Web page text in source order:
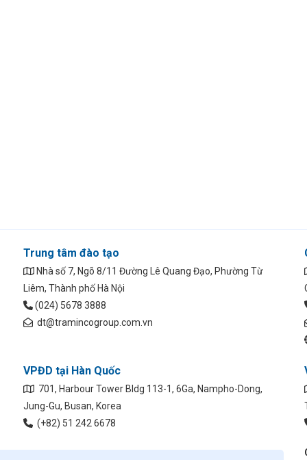
Trung tâm đào tạo
Nhà số 7, Ngõ 8/11 Đường Lê Quang Đạo, Phường Từ
Liêm, Thành phố Hà Nội
(024) 5678 3888
dt@tramincogroup.com.vn
VPĐD tại Hàn Quốc
701, Harbour Tower Bldg 113-1, 6Ga, Nampho-Dong,
Jung-Gu, Busan, Korea
(+82) 51 242 6678